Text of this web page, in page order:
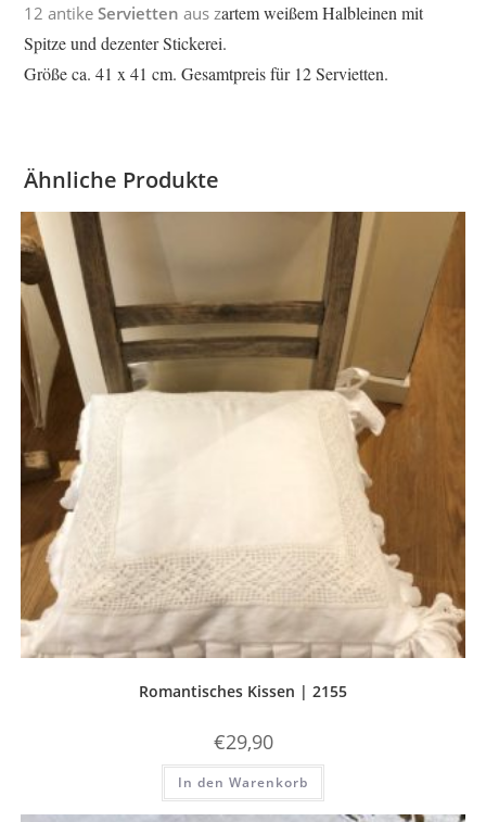
12 antikeServiettenaus zartem weißem Halbleinen mit
Spitze und dezenter Stickerei.
Größe ca. 41 x 41 cm.Gesamtpreis für 12 Servietten.
Ähnliche Produkte
Romantisches Kissen | 2155
€29,90
In den Warenkorb